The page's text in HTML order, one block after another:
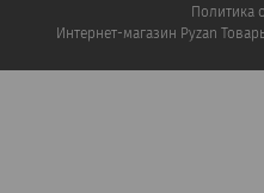
Политика
Интернет-магазин Pyzan